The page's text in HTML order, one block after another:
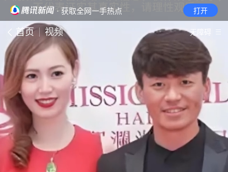
· 获取全网一手热点 打开
首页 视频 无障碍